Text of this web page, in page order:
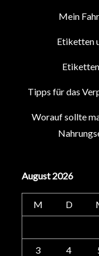
Mein
Etiketten
Tipps für das
Worauf sollte
August 2026
M D
3 4